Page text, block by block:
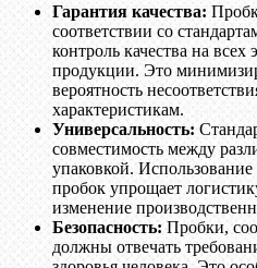
Гарантия качества:
соответствии со
контроль качества на всех
продукции. Это
вероятность
характеристикам.
Универсальность:
совместимость между
упаковкой.
пробок упрощает
изменение
Безопасность: Пробки,
должны отвечать